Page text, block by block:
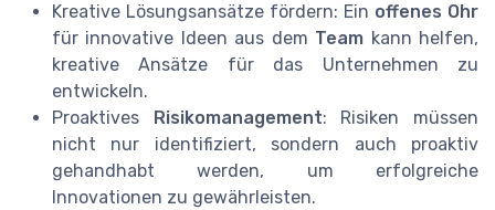
Kreative Lösungsansätze fördern: Ein offenes Ohr
für innovative Ideen aus dem Team kann helfen,
kreative Ansätze für das Unternehmen zu
entwickeln.
Proaktives Risikomanagement: Risiken müssen
nicht nur identifiziert, sondern auch proaktiv
gehandhabt werden, um erfolgreiche
Innovationen zu gewährleisten.